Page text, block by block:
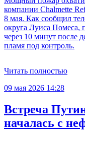
компании Chalmette
8 мая. Как сообщил
округа Луиса Помеса,
через 10 минут после
пламя под контроль.
Читать полностью
09 мая 2026 14:28
Встреча
началась с